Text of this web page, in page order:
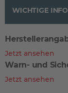
WICHTIGE
Jetzt ansehen
Warn- und
Jetzt ansehen